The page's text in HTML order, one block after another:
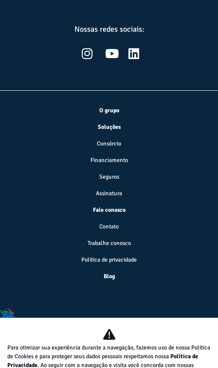
Nossas redes sociais:
O grupo
Soluções
Consórcio
Financiamento
Seguros
Assinatura
Fale conosco
Contato
Trabalhe conosco
Política de privacidade
Blog
Desacelere. Seu bem maior é a vida.
MILAZZO-VEICULOS, PECAS E SERVICOS LTDA
Para otimizar sua experiência durante a navegação, fazemos uso de nossa Política
de Cookies e para proteger seus dados pessoais respeitamos nossa Política de
Privacidade. Ao seguir com a navegação e visita você concorda com nossas